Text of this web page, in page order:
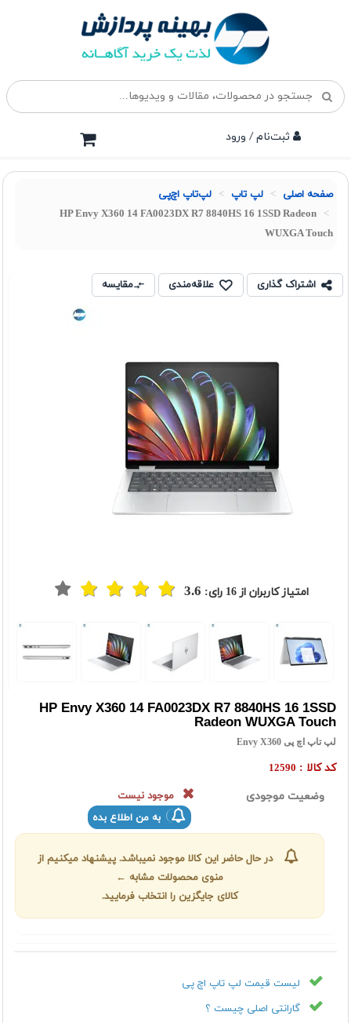
ثبت‌نام / ورود
صفحه اصلی لپ تاپ لپ‌تاپ اچ‌پی
HP Envy X360 14 FA0023DX R7 8840HS 16 1SSD Radeon
WUXGA Touch
اشتراک گذاری علاقه‌مندی مقایسه
امتیاز کاربران از16 رای: 3.6
HP Envy X360 14 FA0023DX R7 8840HS 16 1SSD
Radeon WUXGA Touch
لپ تاپ اچ پی Envy X360
کد کالا : 12590
وضعیت موجودی
موجود نیست
به من اطلاع بده
در حال حاضر این کالا موجود نمیباشد. پیشنهاد میکنیم از
منوی محصولات مشابه ←
کالای جایگزین را انتخاب فرمایید.
لیست قیمت لپ تاپ اچ پی
گارانتی اصلی چیست ؟